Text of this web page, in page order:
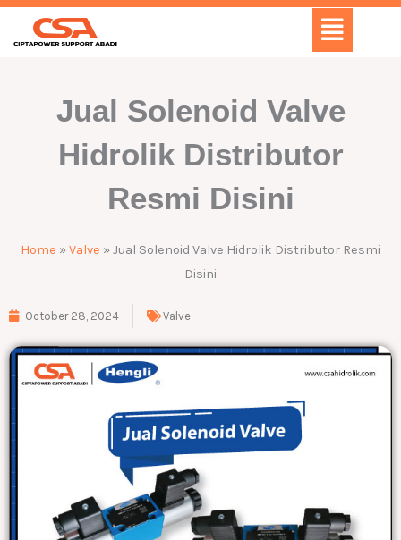
Skip
Menu
Jual Solenoid Valve
Hidrolik Distributor
Resmi Disini
Home »Valve »Jual Solenoid Valve Hidrolik Distributor Resmi
Disini
October 28, 2024 Valve